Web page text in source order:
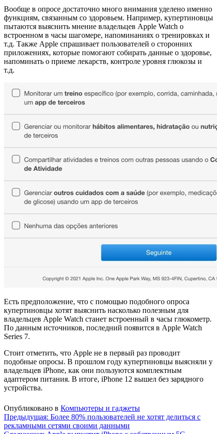
Вообще в опросе достаточно много внимания уделено именно
функциям, связанным со здоровьем. Например, купертиновцы
пытаются выяснить мнение владельцев Apple Watch о
встроенном в часы шагомере, напоминаниях о тренировках и
т.д. Также Apple спрашивает пользователей о сторонних
приложениях, которые помогают собирать данные о здоровье,
напоминать о приеме лекарств, контроле уровня глюкозы и
т.д.
Есть предположение, что с помощью подобного опроса
купертиновцы хотят выяснить насколько полезным для
владельцев Apple Watch станет встроенный в часы глюкометр.
По данным источников, последний появится в Apple Watch
Series 7.
Стоит отметить, что Apple не в первый раз проводит
подобные опросы. В прошлом году купертиновцы выясняли у
владельцев iPhone, как они пользуются комплектным
адаптером питания. В итоге, iPhone 12 вышел без зарядного
устройства.
Опубликовано в Компьютеры и гаджеты
Навигация
Предыдущая: Более 80% пользователей не хотят делиться с
рекламными сетями своими данными